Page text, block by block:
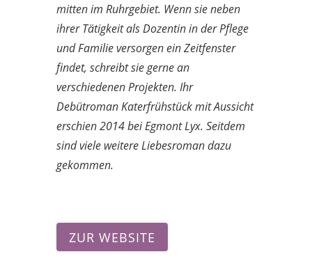
mitten im Ruhrgebiet. Wenn sie neben
ihrer Tätigkeit als Dozentin in der Pflege
und Familie versorgen ein Zeitfenster
findet, schreibt sie gerne an
verschiedenen Projekten. Ihr
Debütroman Katerfrühstück mit Aussicht
erschien 2014 bei Egmont Lyx. Seitdem
sind viele weitere Liebesroman dazu
gekommen.
ZUR WEBSITE